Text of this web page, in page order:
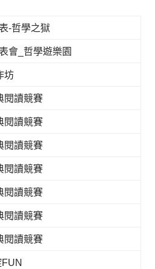
-哲學之獄
會_哲學遊樂園
坊
閱讀競賽
閱讀競賽
閱讀競賽
閱讀競賽
閱讀競賽
閱讀競賽
閱讀競賽